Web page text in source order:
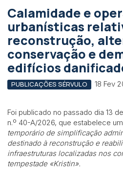
Calamidade e
urbanísticas
reconstrução,
conservação e
edifícios
PUBLICAÇÕES SÉRVULO 18 Fev
Foi publicado no passado dia 13
n.º 40-A/2026, que estabelece
temporário de simplificação
destinado à reconstrução e
infraestruturas localizadas nos
tempestade «Kristin».